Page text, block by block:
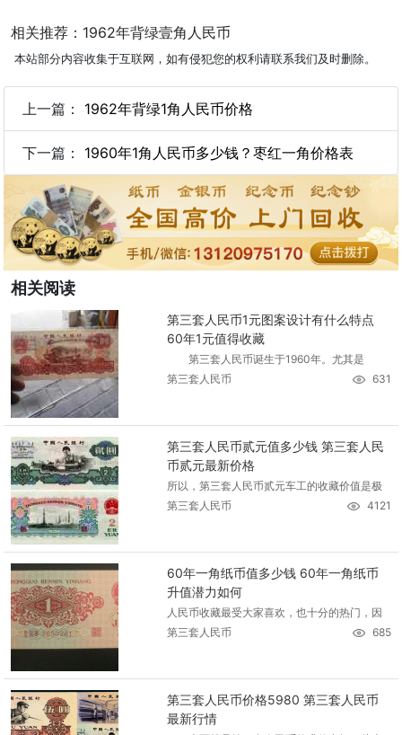
相关推荐：1962年背绿壹角人民币
本站部分内容收集于互联网，如有侵犯您的权利请联系我们及时删除。
上一篇： 1962年背绿1角人民币价格
下一篇： 1960年1角人民币多少钱？枣红一角价格表
相关阅读
第三套人民币1元图案设计有什么特点
60年1元值得收藏
第三套人民币诞生于1960年。尤其是
第三套人民币
631
第三套人民币贰元值多少钱 第三套人民
币贰元最新价格
所以，第三套人民币贰元车工的收藏价值是极
第三套人民币
4121
60年一角纸币值多少钱 60年一角纸币
升值潜力如何
人民币收藏最受大家喜欢，也十分的热门，因
第三套人民币
685
第三套人民币价格5980 第三套人民币
最新行情